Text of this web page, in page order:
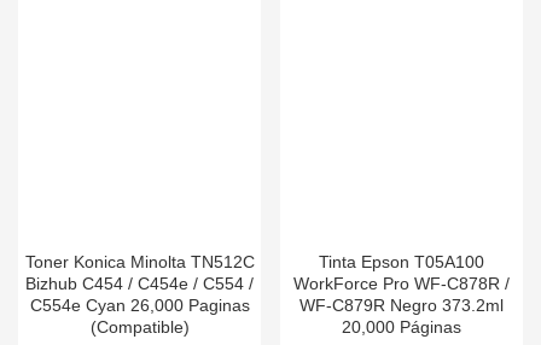
Toner Konica Minolta TN512C
Bizhub C454 / C454e / C554 /
C554e Cyan 26,000 Paginas
(Compatible)
Tinta Epson T05A100
WorkForce Pro WF-C878R /
WF-C879R Negro 373.2ml
20,000 Páginas